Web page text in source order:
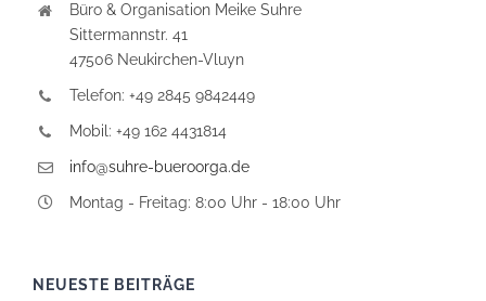
Büro & Organisation Meike Suhre
Sittermannstr. 41
47506 Neukirchen-Vluyn
Telefon: +49 2845 9842449
Mobil: +49 162 4431814
info@suhre-bueroorga.de
Montag - Freitag: 8:00 Uhr - 18:00 Uhr
NEUESTE BEITRÄGE